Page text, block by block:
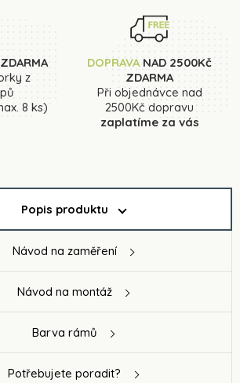
ZDARMA
z
8 ks)
DOPRAVA NAD 2500Kč
ZDARMA
Při objednávce nad
2500Kč dopravu
zaplatíme za vás
Popis produktu
Návod na zaměření
Návod na montáž
Barva rámů
Potřebujete poradit?